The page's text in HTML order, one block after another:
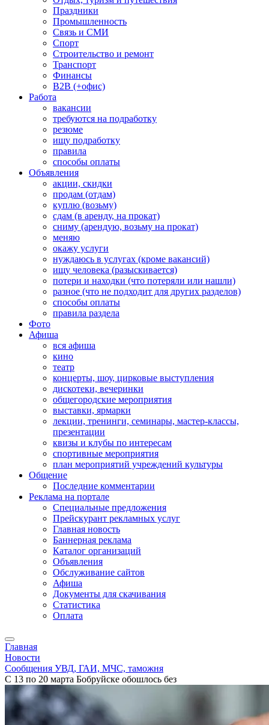
Праздники
Промышленность
Связь и СМИ
Спорт
Строительство и ремонт
Транспорт
Финансы
B2B (+офис)
Работа
вакансии
требуются на подработку
резюме
ищу подработку
правила
способы оплаты
Объявления
акции, скидки
продам (отдам)
куплю (возьму)
сдам (в аренду, на прокат)
сниму (арендую, возьму на прокат)
меняю
окажу услуги
нуждаюсь в услугах (кроме вакансий)
ищу человека (разыскивается)
потери и находки (что потеряли или нашли)
разное (что не подходит для других разделов)
способы оплаты
правила раздела
Фото
Афиша
вся афиша
кино
театр
концерты, шоу, цирковые выступления
дискотеки, вечеринки
общегородские мероприятия
выставки, ярмарки
лекции, тренинги, семинары, мастер-классы,
презентации
квизы и клубы по интересам
спортивные мероприятия
план мероприятий учреждений культуры
Общение
Последние комментарии
Реклама на портале
Специальные предложения
Прейскурант рекламных услуг
Главная новость
Баннерная реклама
Каталог организаций
Объявления
Обслуживание сайтов
Афиша
Документы для скачивания
Статистика
Оплата
Главная
Новости
Сообщения УВД, ГАИ, МЧС, таможня
С 13 по 20 марта Бобруйске обошлось без